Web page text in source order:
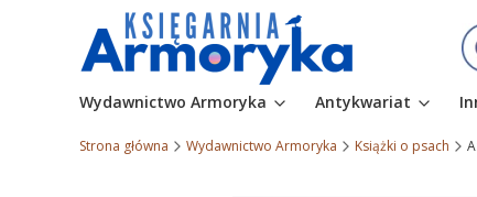
Wydawnictwo Armoryka Antykwariat
Strona główna Wydawnictwo Armoryka Książki o psach